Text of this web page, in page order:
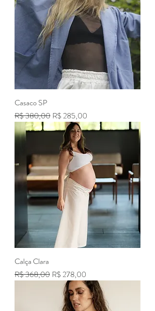
Casaco SP
Preço normal
R$ 380,00 Preço promocional
R$ 285,00
Calça Clara
Preço normal
R$ 368,00 Preço promocional
R$ 278,00